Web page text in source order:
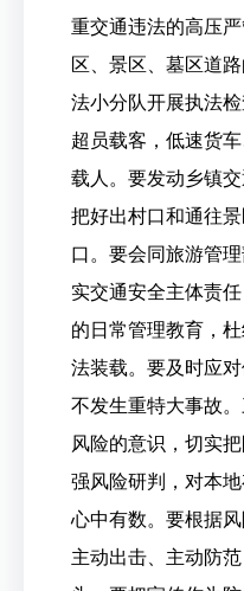
重交通违法的高压
区、景区、墓区道
法小分队开展执法
超员载客，低速货
载人。要发动乡镇
把好出村口和通往
口。要会同旅游管
实交通安全主体责
的日常管理教育，
法装载。要及时应
不发生重特大事故
风险的意识，切实
强风险研判，对本
心中有数。要根据
主动出击、主动防